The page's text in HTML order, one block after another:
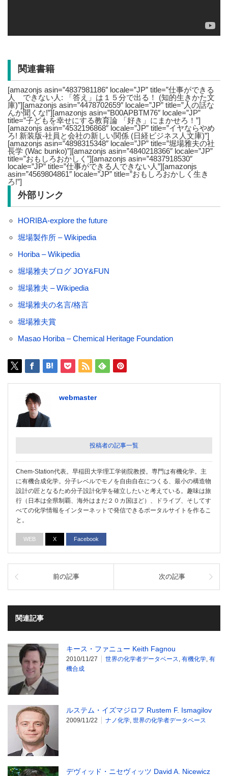
関連書籍
[amazonjs asin=”4837981186″ locale=”JP” title=”仕事ができる
人 できない人: 「答え」は１５分で出る！ (知的生きかた文
庫)”][amazonjs asin=”4478702659″ locale=”JP” title=”人の話な
んか聞くな!”][amazonjs asin=”B00APBTM76″ locale=”JP”
title=”子どもを幸せにする教育論 「好き」にまかせろ！”]
[amazonjs asin=”4532196868″ locale=”JP” title=”イヤならやめ
ろ! 新装版-社員と会社の新しい関係 (日経ビジネス人文庫)”]
[amazonjs asin=”4898315348″ locale=”JP” title=”堀場雅夫の社
長学 (Wac bunko)”][amazonjs asin=”4840218366″ locale=”JP”
title=”おもしろおかしく”][amazonjs asin=”4837918530″
locale=”JP” title=”仕事ができる人できない人”][amazonjs
asin=”4569804861″ locale=”JP” title=”おもしろおかしく生き
ろ!”]
外部リンク
HORIBA-explore the future
堀場製作所 – Wikipedia
Horiba – Wikipedia
堀場雅夫ブログ JOY&FUN
堀場雅夫 – Wikipedia
堀場雅夫の名言/格言
堀場雅夫賞
Masao Horiba – Chemical Heritage Foundation
webmaster
投稿者の記事一覧
Chem-Station代表。早稲田大学理工学術院教授。専門は有機化学。主
に有機合成化学。分子レベルでモノを自由自在につくる、最小の構造物
設計の匠となるため分子設計化学を確立したいと考えている。趣味は旅
行（日本は全県制覇、海外はまだ２０カ国ほど）、ドライブ、そしてす
べての化学情報をインターネットで発信できるポータルサイトを作るこ
と。
WEB X Facebook
前の記事 次の記事
関連記事
キース・ファニュー Keith Fagnou
2010/11/27 世界の化学者データベース 有機化学 有
機合成
ルステム・イズマジロフ Rustem F. Ismagilov
2009/11/22 ナノ化学 世界の化学者データベース
デヴィッド・ニセヴィッツ David A. Nicewicz